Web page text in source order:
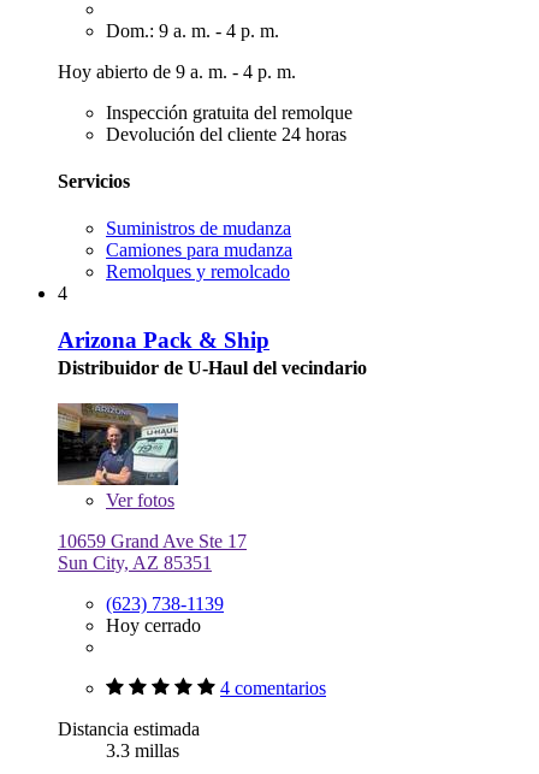
Dom.: 9 a. m. - 4 p. m.
Hoy abierto de 9 a. m. - 4 p. m.
Inspección gratuita del remolque
Devolución del cliente 24 horas
Servicios
Suministros de mudanza
Camiones para mudanza
Remolques y remolcado
4
Arizona Pack & Ship
Distribuidor de U-Haul del vecindario
Verfotos
10659 Grand Ave Ste 17
Sun City, AZ 85351
(623) 738-1139
Hoy cerrado
4 comentarios
Distancia estimada
3.3 millas